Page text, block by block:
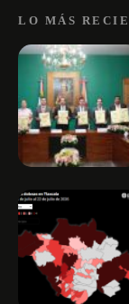
LO MÁS